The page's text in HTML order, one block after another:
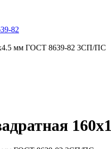
82
мм ГОСТ 8639-82 3СП/ПС